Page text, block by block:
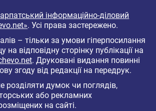
інформаційно-діловий
. Усі права застережено.
– тільки за умови гіперпосилання
на відповідну сторінку публікації на
. Друковані видання повинні
згоду від редакції на передрук.
розділяти думок чи поглядів,
або рекламних
на сайті.